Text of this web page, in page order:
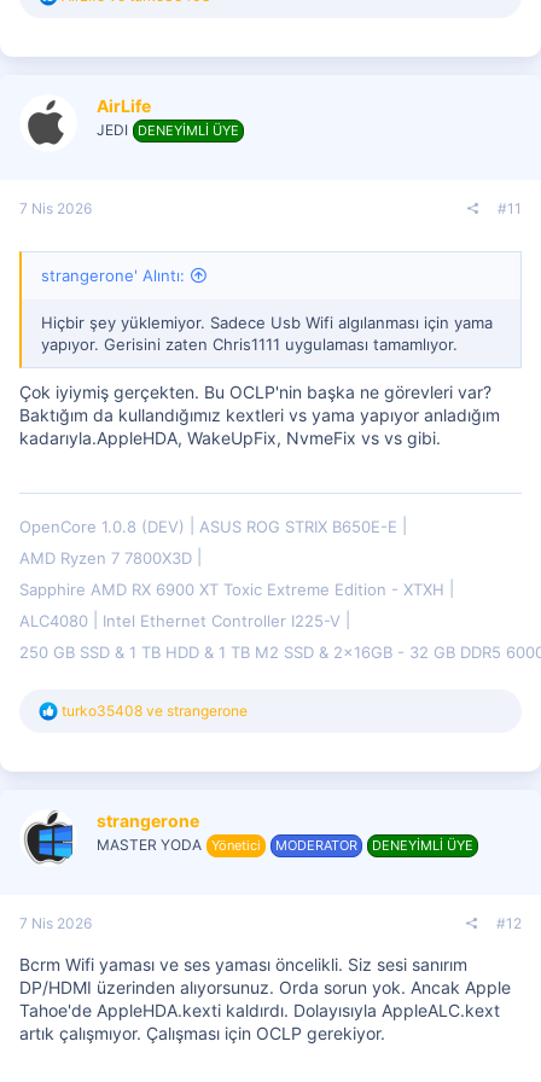
k
e
r
AirLife
JEDI DENEYİMLİ ÜYE
7 Nis 2026 #11
strangerone' Alıntı:
Hiçbir şey yüklemiyor. Sadece Usb Wifi algılanması için yama
yapıyor. Gerisini zaten Chris1111 uygulaması tamamlıyor.
Çok iyiymiş gerçekten. Bu OCLP'nin başka ne görevleri var?
Baktığım da kullandığımız kextleri vs yama yapıyor anladığım
kadarıyla.AppleHDA, WakeUpFix, NvmeFix vs vs gibi.
OpenCore 1.0.8 (DEV)
ASUS ROG STRIX B650E-E
AMD Ryzen 7 7800X3D
Sapphire AMD RX 6900 XT Toxic Extreme Edition - XTXH
ALC4080
Intel Ethernet Controller I225-V
250 GB SSD & 1 TB HDD & 1 TB M2 SSD & 2x16GB - 32 GB DDR5
T
k
e
r
:
turko35408 ve strangerone
strangerone
MASTER YODA Yönetici MODERATOR DENEYİMLİ ÜYE
7 Nis 2026 #12
Bcrm Wifi yaması ve ses yaması öncelikli. Siz sesi sanırım
DP/HDMI üzerinden alıyorsunuz. Orda sorun yok. Ancak Apple
Tahoe'de AppleHDA.kexti kaldırdı. Dolayısıyla AppleALC.kext
artık çalışmıyor. Çalışması için OCLP gerekiyor.